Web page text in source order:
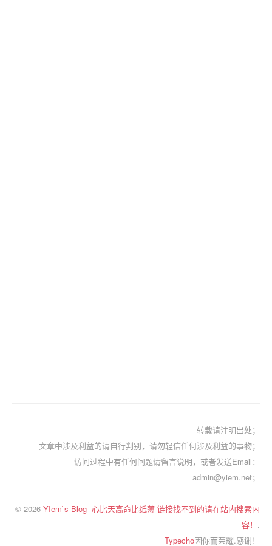
转载请注明出处；
文章中涉及利益的请自行判别，请勿轻信任何涉及利益的事物；
访问过程中有任何问题请留言说明，或者发送Email：
admin@yiem.net；
© 2026 YIem`s Blog -心比天高命比纸薄-链接找不到的请在站内搜索内
容！ .
Typecho因你而荣耀.感谢！